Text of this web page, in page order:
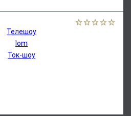
Телешоу
lom
Ток-шоу